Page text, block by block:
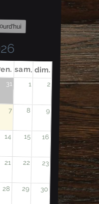
sam. dim.
31 1 2
7 8 9
14 15 16
21 22 23
28 29 30